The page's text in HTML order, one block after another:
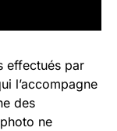
effectués par
l’accompagne
des
ne